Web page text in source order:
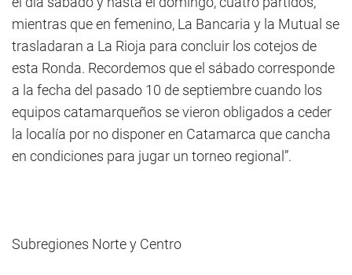
mientras que en femenino, La Bancaria y la Mutual se
trasladaran a La Rioja para concluir los cotejos de
esta Ronda. Recordemos que el sábado corresponde
a la fecha del pasado 10 de septiembre cuando los
equipos catamarqueños se vieron obligados a ceder
la localía por no disponer en Catamarca que cancha
en condiciones para jugar un torneo regional”.
Subregiones Norte y Centro